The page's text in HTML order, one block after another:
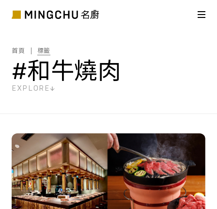
首頁 標籤
#和牛燒肉
EXPLORE
1筆搜尋結果